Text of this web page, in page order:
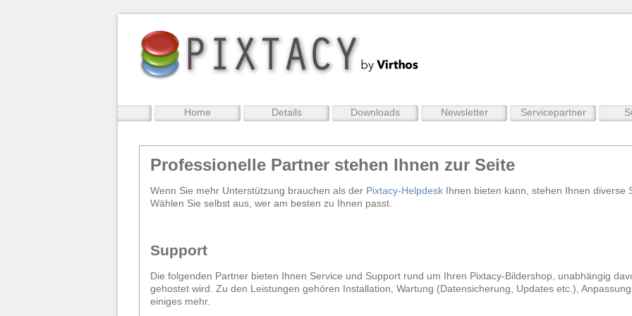
Home Details Downloads Newsletter Servicepartner
Professionelle Partner stehen Ihnen zur Seite
Wenn Sie mehr Unterstützung brauchen als der Pixtacy-Helpdesk Ihnen bieten kann, stehen Ihnen diverse
Wählen Sie selbst aus, wer am besten zu Ihnen passt.
Support
Die folgenden Partner bieten Ihnen Service und Support rund um Ihren Pixtacy-Bildershop, unabhängig
gehostet wird. Zu den Leistungen gehören Installation, Wartung (Datensicherung, Updates etc.),
einiges mehr.